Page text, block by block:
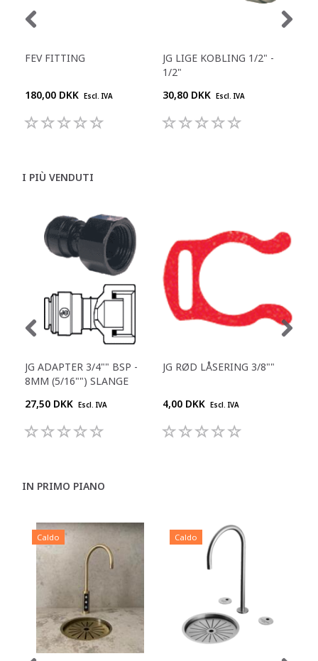
FEV FITTING
180,00 DKK Escl. IVA
JG LIGE KOBLING 1/2" -
1/2"
30,80 DKK Escl. IVA
I PIÙ VENDUTI
JG ADAPTER 3/4"" BSP -
8MM (5/16"") SLANGE
27,50 DKK Escl. IVA
JG RØD LÅSERING 3/8""
4,00 DKK Escl. IVA
IN PRIMO PIANO
Caldo Caldo